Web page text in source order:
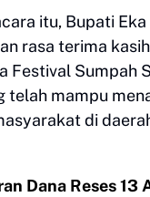
itu, Bupati Eka
rasa terima
Festival Sumpah
telah mampu
di
Dana Reses 13